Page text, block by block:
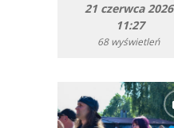
21 czerwca 2026
11:27
68 wyświetleń